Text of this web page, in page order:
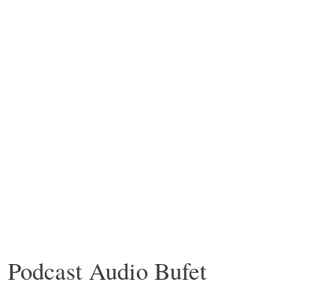
Podcast Audio Bufet